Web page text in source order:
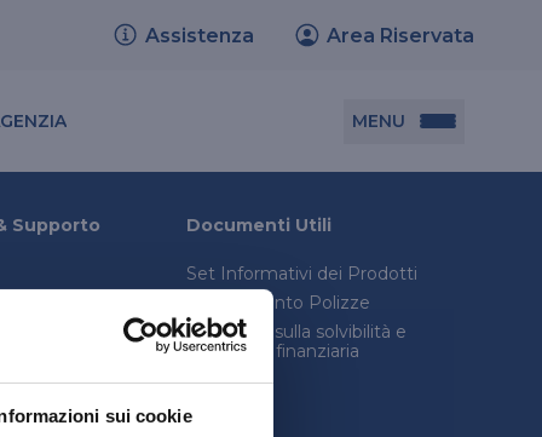
sui cookie
Assistenza Area Riservata
MENU
Documenti utili
Set informativi dei prodotti
Trasferimento polizze
Supporto Documenti Utili
Set Informativi dei Prodotti
Trasferimento Polizze
Relazione sulla solvibilità e
condizioni finanziaria